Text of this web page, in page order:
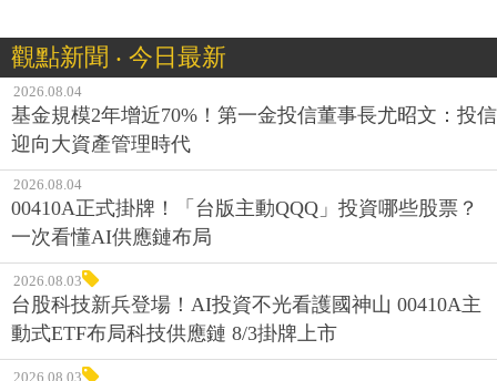
觀點新聞 ‧ 今日最新
2026.08.04
基金規模2年增近70%！第一金投信董事長尤昭文：投信
迎向大資產管理時代
2026.08.04
00410A正式掛牌！「台版主動QQQ」投資哪些股票？
一次看懂AI供應鏈布局
2026.08.03
台股科技新兵登場！AI投資不光看護國神山 00410A主
動式ETF布局科技供應鏈 8/3掛牌上市
2026.08.03